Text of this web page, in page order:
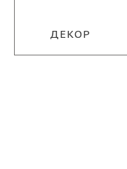
ДЕКОР